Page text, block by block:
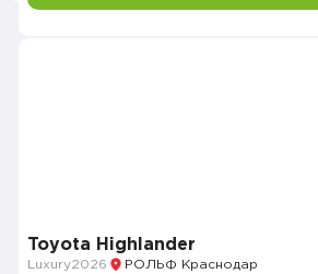
Toyota Highlander
Luxury2026 РОЛЬФ Краснодар